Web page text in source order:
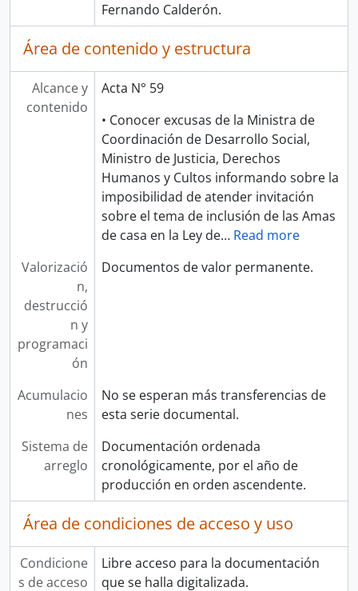
Fernando Calderón.
Área de contenido y estructura
Alcance y
contenido
Acta N° 59
• Conocer excusas de la Ministra de
Coordinación de Desarrollo Social,
Ministro de Justicia, Derechos
Humanos y Cultos informando sobre la
imposibilidad de atender invitación
sobre el tema de inclusión de las Amas
de casa en la Ley de… Read more
Valorizació
n,
destrucció
n y
programaci
ón
Documentos de valor permanente.
Acumulacio
nes
No se esperan más transferencias de
esta serie documental.
Sistema de
arreglo
Documentación ordenada
cronológicamente, por el año de
producción en orden ascendente.
Área de condiciones de acceso y uso
Condicione
s de acceso
Libre acceso para la documentación
que se halla digitalizada.